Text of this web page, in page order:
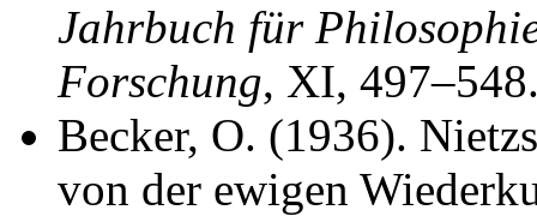
Jahrbuch für
Forschung, XI,
Becker, O. (1936).
von der ewigen